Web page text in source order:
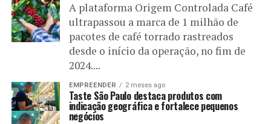
A plataforma Origem Controlada Café
ultrapassou a marca de 1 milhão de
pacotes de café torrado rastreados
desde o início da operação, no fim de
2024....
EMPREENDER 2 meses ago
Taste São Paulo destaca produtos com
indicação geográfica e fortalece pequenos
negócios